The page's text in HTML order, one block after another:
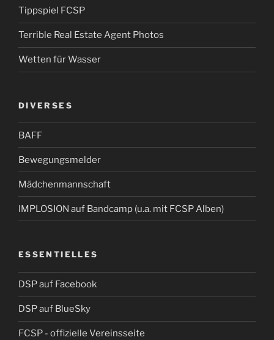
Tippspiel FCSP
Terrible Real Estate Agent Photos
Wetten für Wasser
DIVERSES
BAFF
Bewegungsmelder
Mädchenmannschaft
IMPLOSION auf Bandcamp (u.a. mit FCSP Alben)
ESSENTIELLES
DSP auf Facebook
DSP auf BlueSky
FCSP - offizielle Vereinsseite